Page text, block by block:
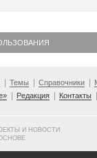
Темы Справочники
Редакция Контакты
И НОВОСТИ